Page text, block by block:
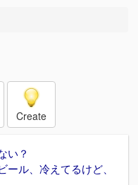
Create
い？
ル、冷えてるけど、